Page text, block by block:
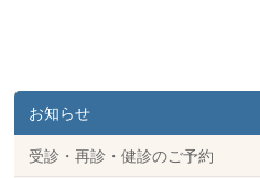
お知らせ
受診・再診・健診のご予約